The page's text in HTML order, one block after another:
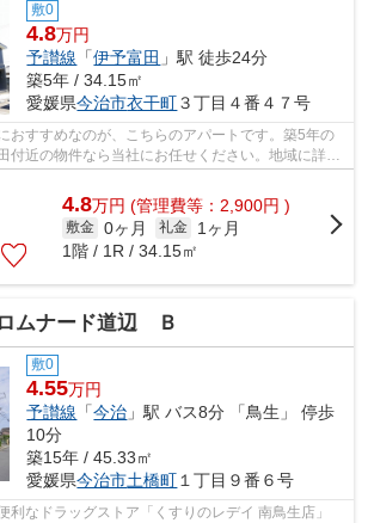
敷0
4.8万円
予讃線 「伊予富田 」駅 徒歩24分
築5年 / 34.15㎡
愛媛県今治市衣干町３丁目４番４７号
おすすめなのが、こちらのアパートです。築5年の
付近の物件なら当社にお任せください。地域に詳し
お部屋探しをサ...
4.8万円 (管理費等：2,900円 )
敷金 0ヶ月 礼金
1ヶ月
1階 / 1R / 34.15㎡
ムナード道辺 Ｂ
敷0
4.55万円
予讃線 「今治 」駅 バス8分 「鳥生」 停歩
10分
築15年 / 45.33㎡
愛媛県今治市土橋町 １丁目９番６号
利なドラッグストア「くすりのレデイ 南鳥生店」